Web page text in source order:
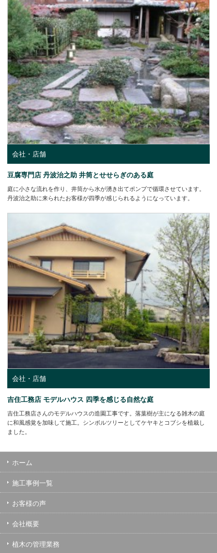
会社・店舗
豆腐専門店 丹波治之助 井筒とせせらぎのある庭
庭に小さな流れを作り、井筒から水が湧き出てポンプで循環させています。
丹波治之助に来られたお客様が四季が感じられるようになっています。
会社・店舗
吉住工務店 モデルハウス 四季を感じる自然な庭
吉住工務店さんのモデルハウスの造園工事です。落葉樹が主になる雑木の庭
に和風感覚を加味して施工。シンボルツリーとしてケヤキとコブシを植栽し
ました。
ホーム
施工事例一覧
お客様の声
会社概要
植木の管理業務